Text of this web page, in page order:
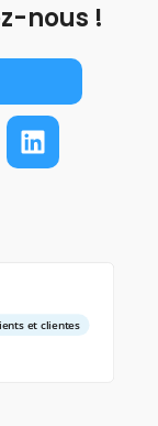
nous !
et clientes